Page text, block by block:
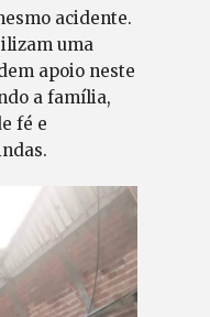
acidente.
uma
apoio neste
a família,
fé e